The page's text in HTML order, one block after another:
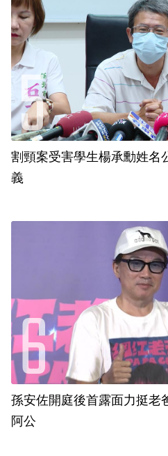
割頸案受害學生楊承勳姓名
義
孫安佐開庭後首露面力挺
阿公